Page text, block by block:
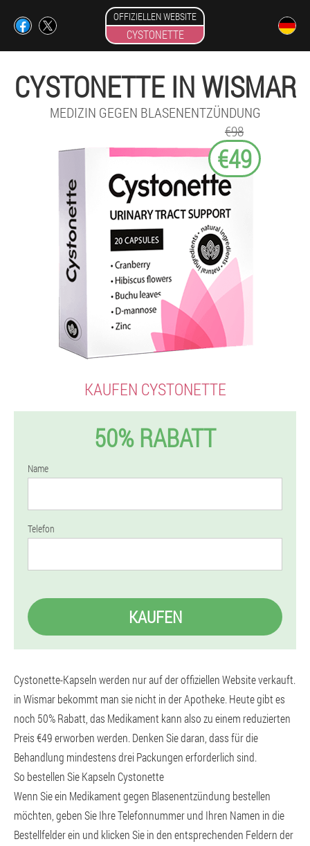
OFFIZIELLEN WEBSITE
CYSTONETTE
CYSTONETTE IN WISMAR
MEDIZIN GEGEN BLASENENTZÜNDUNG
€98
€49
KAUFEN CYSTONETTE
50% RABATT
Name
Telefon
KAUFEN
Cystonette-Kapseln werden nur auf der offiziellen Website verkauft.
in Wismar bekommt man sie nicht in der Apotheke. Heute gibt es
noch 50% Rabatt, das Medikament kann also zu einem reduzierten
Preis €49 erworben werden. Denken Sie daran, dass für die
Behandlung mindestens drei Packungen erforderlich sind.
So bestellen Sie Kapseln Cystonette
Wenn Sie ein Medikament gegen Blasenentzündung bestellen
möchten, geben Sie Ihre Telefonnummer und Ihren Namen in die
Bestellfelder ein und klicken Sie in den entsprechenden Feldern der